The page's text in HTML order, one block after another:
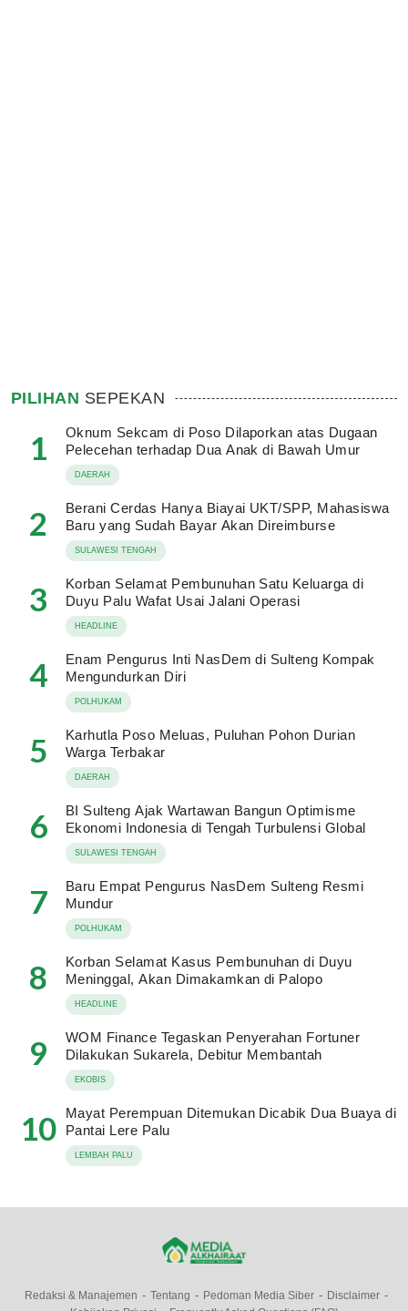
PILIHAN SEPEKAN
1
Oknum Sekcam di Poso Dilaporkan atas Dugaan
Pelecehan terhadap Dua Anak di Bawah Umur
DAERAH
2
Berani Cerdas Hanya Biayai UKT/SPP, Mahasiswa
Baru yang Sudah Bayar Akan Direimburse
SULAWESI TENGAH
3
Korban Selamat Pembunuhan Satu Keluarga di
Duyu Palu Wafat Usai Jalani Operasi
HEADLINE
4
Enam Pengurus Inti NasDem di Sulteng Kompak
Mengundurkan Diri
POLHUKAM
5
Karhutla Poso Meluas, Puluhan Pohon Durian
Warga Terbakar
DAERAH
6
BI Sulteng Ajak Wartawan Bangun Optimisme
Ekonomi Indonesia di Tengah Turbulensi Global
SULAWESI TENGAH
7
Baru Empat Pengurus NasDem Sulteng Resmi
Mundur
POLHUKAM
8
Korban Selamat Kasus Pembunuhan di Duyu
Meninggal, Akan Dimakamkan di Palopo
HEADLINE
9
WOM Finance Tegaskan Penyerahan Fortuner
Dilakukan Sukarela, Debitur Membantah
EKOBIS
10
Mayat Perempuan Ditemukan Dicabik Dua Buaya di
Pantai Lere Palu
LEMBAH PALU
Redaksi & Manajemen Tentang Pedoman Media Siber
Disclaimer